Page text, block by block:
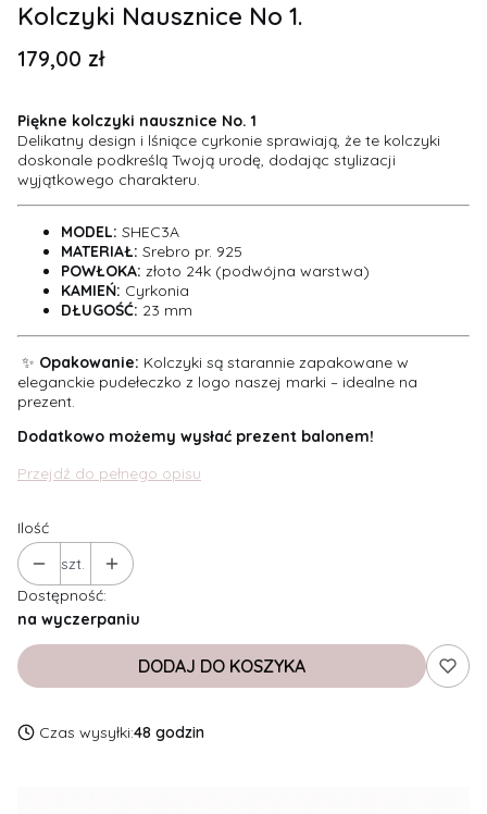
Kolczyki Nausznice No 1.
Cena
179,00 zł
Piękne kolczyki nausznice No. 1
Delikatny design i lśniące cyrkonie sprawiają, że te kolczyki
doskonale podkreślą Twoją urodę, dodając stylizacji
wyjątkowego charakteru.
MODEL: SHEC3A
MATERIAŁ: Srebro pr. 925
POWŁOKA: złoto 24k (podwójna warstwa)
KAMIEŃ: Cyrkonia
DŁUGOŚĆ: 23 mm
✨ Opakowanie: Kolczyki są starannie zapakowane w
eleganckie pudełeczko z logo naszej marki – idealne na
prezent.
Dodatkowo możemy wysłać prezent balonem!
Przejdź do pełnego opisu
Ilość
szt.
Dostępność:
na wyczerpaniu
DODAJ DO KOSZYKA
Czas wysyłki:48 godzin